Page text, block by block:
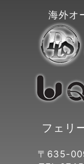
海外オ
フェリ
〒635-